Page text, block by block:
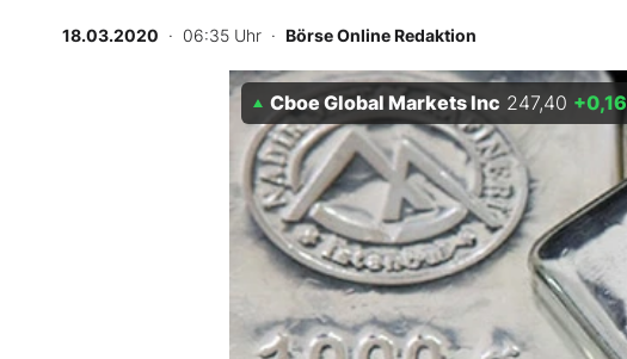
Abo & Shop
BO-Musterdepots
Experten
Mein B:O
Mein Konto
18.03.2020 · 06:35 Uhr · Börse Online Redaktion
Cboe Global Markets Inc 247,40 +0,16